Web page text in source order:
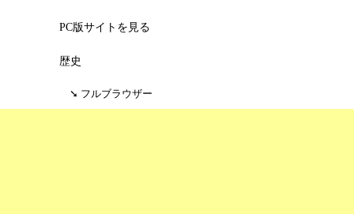
PC版サイトを見る
歴史
フルブラウザー